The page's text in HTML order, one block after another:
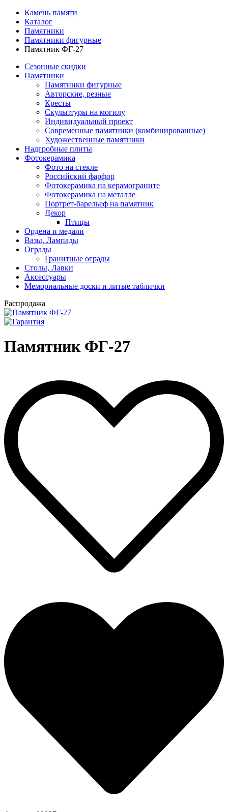
Камень памяти
Каталог
Памятники
Памятники фигурные
Памятник ФГ-27
Сезонные скидки
Памятники
Памятники фигурные
Авторские, резные
Кресты
Скульптуры на могилу
Индивидуальный проект
Современные памятники (комбинированные)
Художественные памятники
Надгробные плиты
Фотокерамика
Фото на стекле
Российский фарфор
Фотокерамика на керамограните
Фотокерамика на металле
Портрет-барельеф на памятник
Декор
Птицы
Ордена и медали
Вазы, Лампады
Ограды
Гранитные ограды
Столы, Лавки
Аксессуары
Мемориальные доски и литые таблички
Распродажа
Памятник ФГ-27